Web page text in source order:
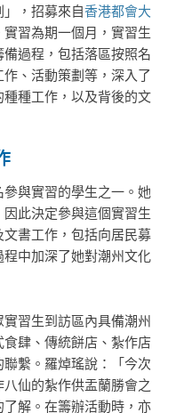
，招募來自香港都會大
習為期一個月，實習生
過程，包括落區按照名
、活動策劃等，深入了
種工作，以及背後的文
與實習的學生之一。她
此決定參與這個實習生
書工作，包括向居民募
中加深了她對潮州文化
習生到訪區內具備潮州
肆、傳統餅店、紮作店
繫。羅焯瑤說：「今次
仙的紮作供盂蘭勝會之
解。在籌辦活動時，亦